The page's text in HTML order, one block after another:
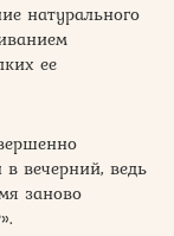
натурального
ее
вечерний, ведь
заново